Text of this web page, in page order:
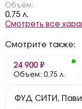
Объём:
0.75 л.
Смотреть все
Смотрите также:
24 900 ₽
Объем: 0.75 л.
ФУД СИТИ,